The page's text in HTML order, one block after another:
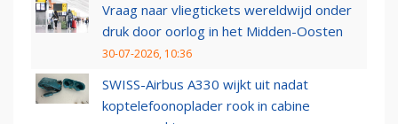
Vraag naar vliegtickets wereldwijd onder
druk door oorlog in het Midden-Oosten
30-07-2026, 10:36
SWISS-Airbus A330 wijkt uit nadat
koptelefoonoplader rook in cabine